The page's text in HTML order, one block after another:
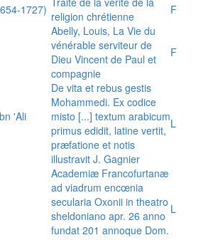
1727) religion chrétienne
F
Abelly, Louis, La Vie du
vénérable serviteur de
Dieu Vincent de Paul et
compagnie
F
'Ali
De vita et rebus gestis
Mohammedi. Ex codice
misto [...] textum arabicum
primus edidit, latine vertit,
præfatione et notis
illustravit J. Gagnier
L
Academiæ Francofurtanæ
ad viadrum encœnia
secularia Oxonii in theatro
sheldoniano apr. 26 anno
fundat 201 annoque Dom.
L